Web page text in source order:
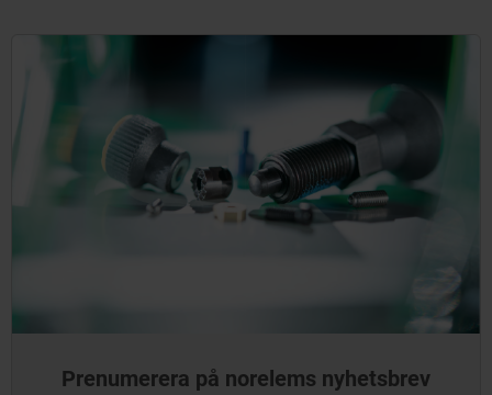
Prenumerera på norelems nyhetsbrev